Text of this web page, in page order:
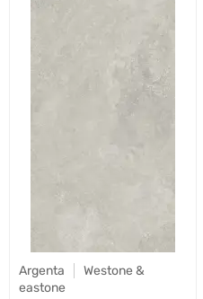
Argenta
Westone &
eastone